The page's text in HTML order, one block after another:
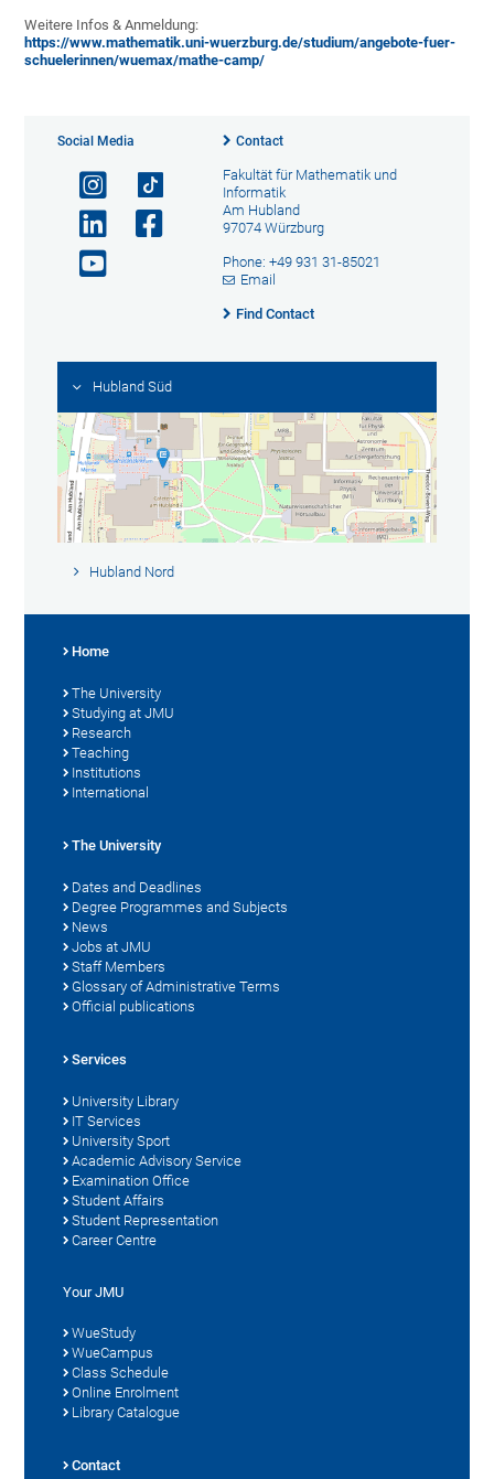
Weitere Infos & Anmeldung:
https://www.mathematik.uni-wuerzburg.de/studium/angebote-fuer-
schuelerinnen/wuemax/mathe-camp/
Social Media Contact
Fakultät für Mathematik und
Informatik
Am Hubland
97074 Würzburg
Phone: +49 931 31-85021
Email
Find Contact
Hubland Süd
Hubland Nord
Home
The University
Studying at JMU
Research
Teaching
Institutions
International
The University
Dates and Deadlines
Degree Programmes and Subjects
News
Jobs at JMU
Staff Members
Glossary of Administrative Terms
Official publications
Services
University Library
IT Services
University Sport
Academic Advisory Service
Examination Office
Student Affairs
Student Representation
Career Centre
Your JMU
WueStudy
WueCampus
Class Schedule
Online Enrolment
Library Catalogue
Contact